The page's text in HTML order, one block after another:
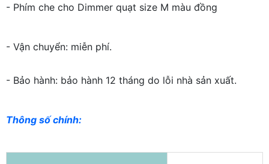
- Phím che cho Dimmer quạt size M màu đồng
- Vận chuyển: miễn phí.
- Bảo hành: bảo hành 12 tháng do lỗi nhà sản xuất.
Thông số chính: